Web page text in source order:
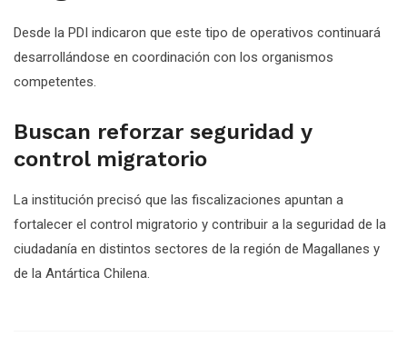
Desde la PDI indicaron que este tipo de operativos continuará
desarrollándose en coordinación con los organismos
competentes.
Buscan reforzar seguridad y
control migratorio
La institución precisó que las fiscalizaciones apuntan a
fortalecer el control migratorio y contribuir a la seguridad de la
ciudadanía en distintos sectores de la región de Magallanes y
de la Antártica Chilena.